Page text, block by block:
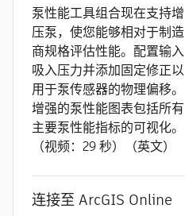
泵性能工具组合现在支持增
压泵，使您能够相对于制造
商规格评估性能。配置输入
吸入压力并添加固定修正以
用于泵传感器的物理偏移。
增强的泵性能图表包括所有
主要泵性能指标的可视化。
（视频：29 秒）（英文）
连接至 ArcGIS Online